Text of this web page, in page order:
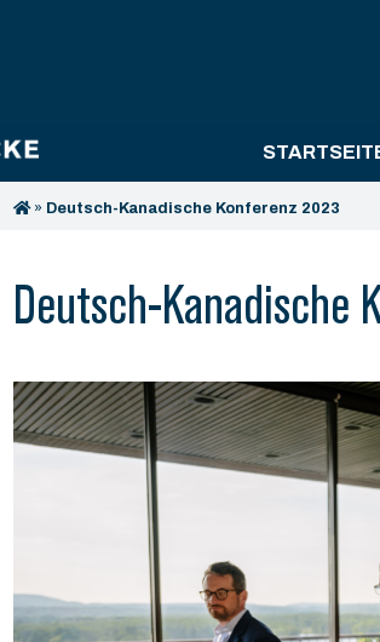
» Deutsch-Kanadische Konferenz 2023
Deutsch-Kanadische